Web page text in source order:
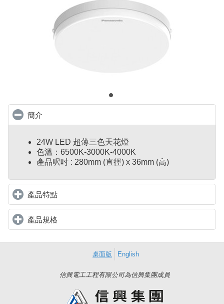
簡介
24W LED 超薄三色天花燈
色溫：6500K-3000K-4000K
產品呎吋 : 280mm (直徑) x 36mm (高)
產品特點click to expand contents
產品規格
桌面版 English
信興電工工程有限公司為信興集團成員